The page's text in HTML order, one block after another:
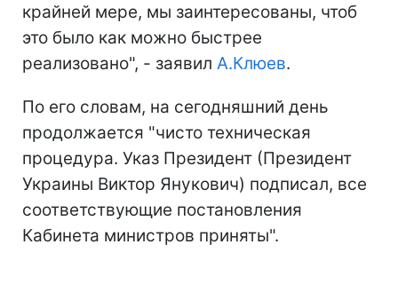
крайней мере, мы заинтересованы, чтоб
это было как можно быстрее
реализовано", - заявил А.Клюев.
По его словам, на сегодняшний день
продолжается "чисто техническая
процедура. Указ Президент (Президент
Украины Виктор Янукович) подписал, все
соответствующие постановления
Кабинета министров приняты".